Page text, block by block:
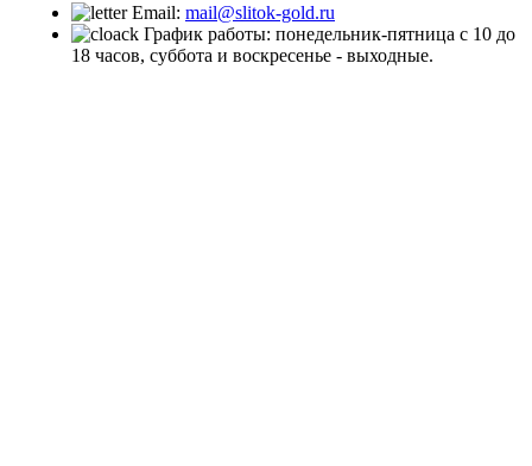
Email: mail@slitok-gold.ru
График работы: понедельник-пятница с 10 до
18 часов, суббота и воскресенье - выходные.